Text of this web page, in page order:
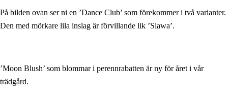
På bilden ovan ser ni en ’Dance Club’ som förekommer i två varianter.
Den med mörkare lila inslag är förvillande lik ’Slawa’.
’Moon Blush’ som blommar i perennrabatten är ny för året i vår
trädgård.